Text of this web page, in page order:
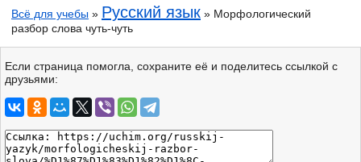
Всё для учебы » Русский язык » Морфологический
разбор слова чуть-чуть
Если страница помогла, сохраните её и поделитесь ссылкой с
друзьями: